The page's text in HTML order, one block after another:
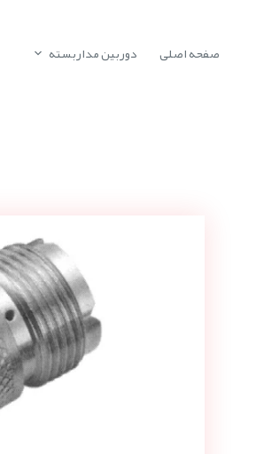
صفحه اصلی دوربین مداربسته